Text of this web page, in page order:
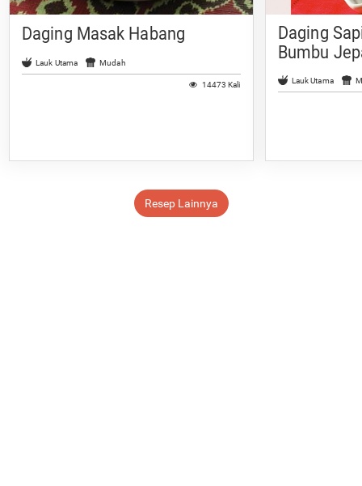
Daging Masak Habang
Lauk Utama Mudah
14473 Kali
Daging
Bumbu
Lauk Utama
Resep Lainnya